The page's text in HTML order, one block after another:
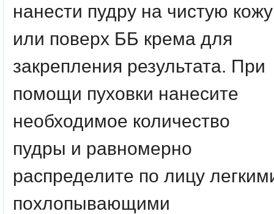
нанести пудру на чистую кожу
или поверх ББ крема для
закрепления результата. При
помощи пуховки нанесите
необходимое количество
пудры и равномерно
распределите по лицу
похлопывающими